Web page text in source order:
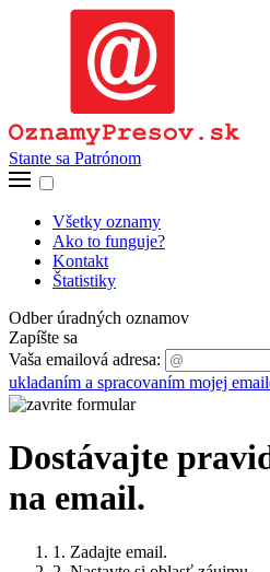
Stante sa Patrónom
Všetky oznamy
Ako to funguje?
Kontakt
Štatistiky
Odber úradných oznamov
Zapíšte sa
Vaša emailová adresa:
ukladaním a spracovaním mojej
Dostávajte
na email.
1. Zadajte email.